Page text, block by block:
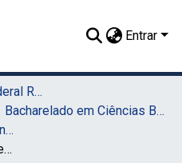
Entrar
01. Universidade Federal Rural de Pernambuco - UFRPE (Sede)
Bacharelado em Ciências Biológicas (Sede)
TCC - Bacharelado em Ciências Biológicas (Sede)
Caracterização das propriedades químicas e biológicas do muco cloacal das tartarugas marinhas - Ipojuca/PE